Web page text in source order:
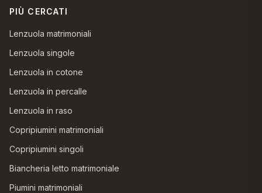
PIÙ CERCATI
Lenzuola matrimoniali
Lenzuola singole
Lenzuola in cotone
Lenzuola in percalle
Lenzuola in raso
Copripiumini matrimoniali
Copripiumini singoli
Biancheria letto matrimoniale
Piumini matrimoniali